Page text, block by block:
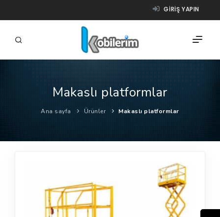
GIRIŞ YAPIN
FIRMALAR
ÜRÜNLER
NASIL ÇALIŞIR?
Makaslı platformlar
Ana sayfa Ürünler Makaslı platformlar